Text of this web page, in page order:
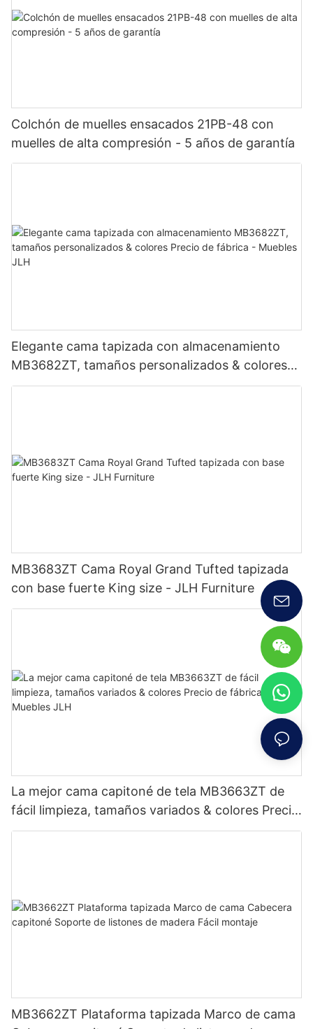
Colchón de muelles ensacados 21PB-48 con
muelles de alta compresión - 5 años de garantía
Elegante cama tapizada con almacenamiento
MB3682ZT, tamaños personalizados & colores
Precio de fábrica - Muebles JLH
MB3683ZT Cama Royal Grand Tufted tapizada
con base fuerte King size - JLH Furniture
La mejor cama capitoné de tela MB3663ZT de
fácil limpieza, tamaños variados & colores Precio
de fábrica - Muebles JLH
MB3662ZT Plataforma tapizada Marco de cama